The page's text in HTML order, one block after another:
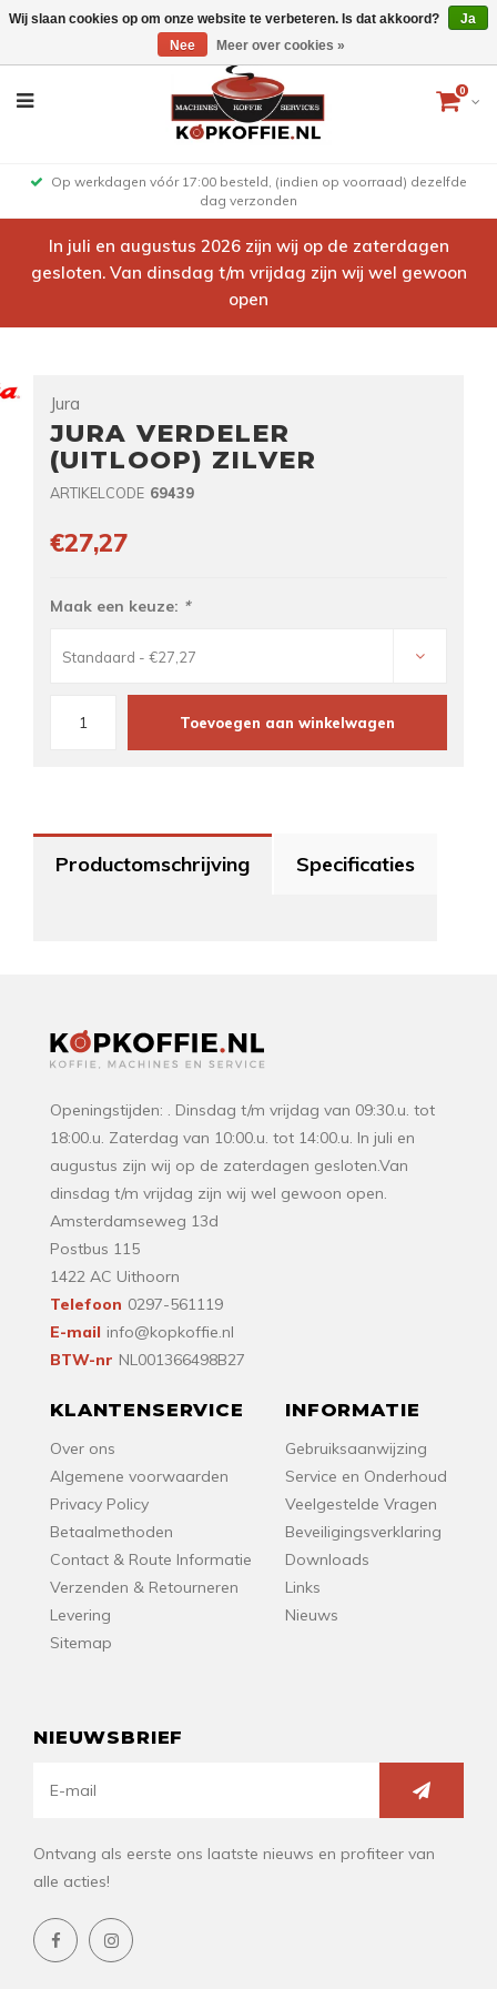
0
Op werkdagen vóór 17:00 besteld, (indien op voorraad) dezelfde
dag verzonden
In juli en augustus 2026 zijn wij op de zaterdagen
gesloten. Van dinsdag t/m vrijdag zijn wij wel gewoon
open
Jura
JURA VERDELER
(UITLOOP) ZILVER
ARTIKELCODE 69439
€27,27
Maak een keuze: *
Standaard - €27,27
Toevoegen aan winkelwagen
Productomschrijving Specificaties
Openingstijden: . Dinsdag t/m vrijdag van 09:30.u. tot
18:00.u. Zaterdag van 10:00.u. tot 14:00.u. In juli en
augustus zijn wij op de zaterdagen gesloten.Van
dinsdag t/m vrijdag zijn wij wel gewoon open.
Amsterdamseweg 13d
Postbus 115
1422 AC Uithoorn
Telefoon 0297-561119
E-mail info@kopkoffie.nl
BTW-nr NL001366498B27
KLANTENSERVICE
Over ons
Algemene voorwaarden
Privacy Policy
Betaalmethoden
Contact & Route Informatie
Verzenden & Retourneren
Levering
Sitemap
INFORMATIE
Gebruiksaanwijzing
Service en Onderhoud
Veelgestelde Vragen
Beveiligingsverklaring
Downloads
Links
Nieuws
NIEUWSBRIEF
Ontvang als eerste ons laatste nieuws en profiteer van
alle acties!
Wij slaan cookies op om onze website te verbeteren. Is dat akkoord?
Ja
Nee
Meer over cookies »